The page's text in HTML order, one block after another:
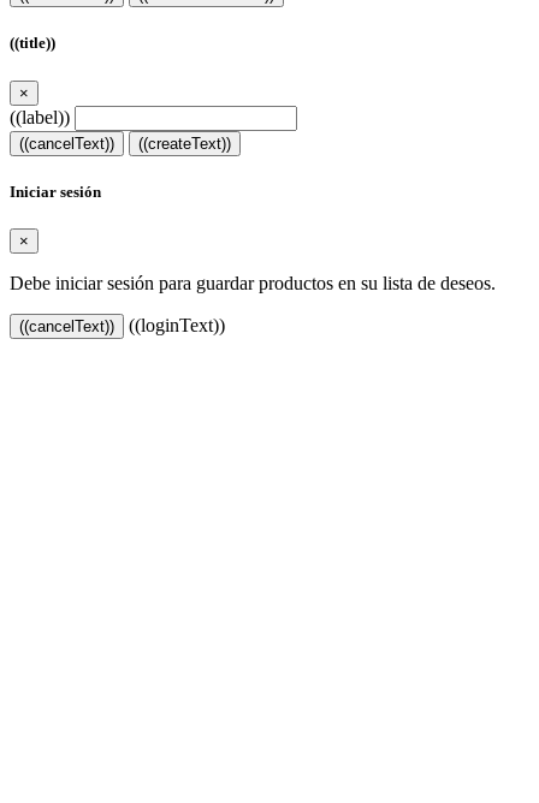
((title))
×
((label))
((cancelText)) ((createText))
Iniciar sesión
×
Debe iniciar sesión para guardar productos en su lista de deseos.
((cancelText)) ((loginText))